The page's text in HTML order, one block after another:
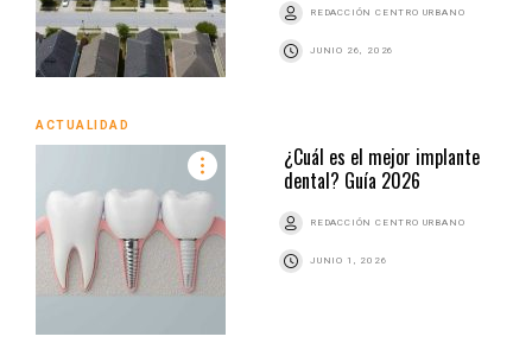
REDACCIÓN CENTRO URBANO
JUNIO 26, 2026
ACTUALIDAD
¿Cuál es el mejor implante
dental? Guía 2026
REDACCIÓN CENTRO URBANO
JUNIO 1, 2026